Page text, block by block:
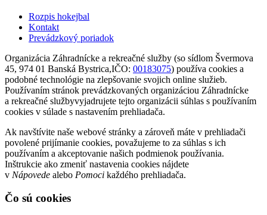
Rozpis hokejbal
Kontakt
Prevádzkový poriadok
Organizácia Záhradnícke a rekreačné služby (so sídlom Švermova
45, 974 01 Banská Bystrica,IČO: 00183075) používa cookies a
podobné technológie na zlepšovanie svojich online služieb.
Používaním stránok prevádzkovaných organizáciou Záhradnícke
a rekreačné službyvyjadrujete tejto organizácii súhlas s používaním
cookies v súlade s nastavením prehliadača.
Ak navštívite naše webové stránky a zároveň máte v prehliadači
povolené prijímanie cookies, považujeme to za súhlas s ich
používaním a akceptovanie našich podmienok používania.
Inštrukcie ako zmeniť nastavenia cookies nájdete
v Nápovede alebo Pomoci každého prehliadača.
Čo sú cookies